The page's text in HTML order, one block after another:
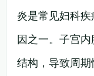
炎是常见妇科
因之一。子宫
结构，导致周